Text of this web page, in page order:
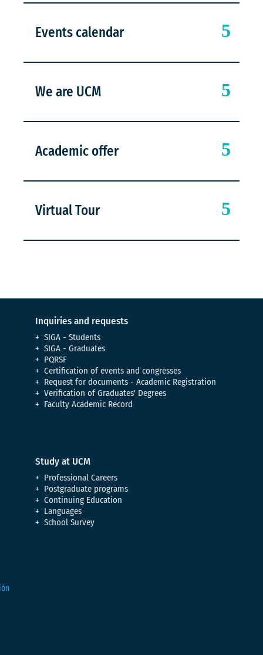
Events calendar
We are UCM
Academic offer
Virtual Tour
Inquiries and requests
SIGA - Students
SIGA - Graduates
PQRSF
Certification of events and congresses
Request for documents - Academic Registration
Verification of Graduates' Degrees
Faculty Academic Record
Study at UCM
Professional Careers
Postgraduate programs
Continuing Education
Languages
School Survey